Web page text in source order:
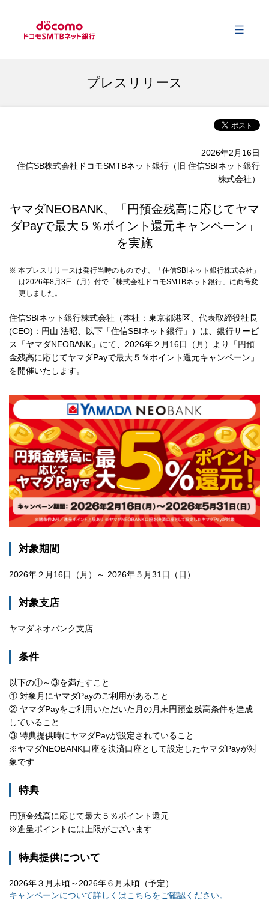
サステナビリティ
財務情報
採用情報
検索
お客さまサイト
プレスリリース
2026年2月16日
住信SB株式会社ドコモSMTBネット銀行（旧 住信SBIネット銀行
株式会社）
ヤマダNEOBANK、「円預金残高に応じてヤマ
ダPayで最大５％ポイント還元キャンペーン」
を実施
※ 本プレスリリースは発行当時のものです。「住信SBIネット銀行株式会社」
は2026年8月3日（月）付で「株式会社ドコモSMTBネット銀行」に商号変
更しました。
住信SBIネット銀行株式会社（本社：東京都港区、代表取締役社長
(CEO)：円山 法昭、以下「住信SBIネット銀行」）は、銀行サービ
ス「ヤマダNEOBANK」にて、2026年２月16日（月）より「円預
金残高に応じてヤマダPayで最大５％ポイント還元キャンペーン」
を開催いたします。
対象期間
2026年２月16日（月）～ 2026年５月31日（日）
対象支店
ヤマダネオバンク支店
条件
以下の①～③を満たすこと
① 対象月にヤマダPayのご利用があること
② ヤマダPayをご利用いただいた月の月末円預金残高条件を達成
していること
③ 特典提供時にヤマダPayが設定されていること
※ヤマダNEOBANK口座を決済口座として設定したヤマダPayが対
象です
特典
円預金残高に応じて最大５％ポイント還元
※進呈ポイントには上限がございます
特典提供について
2026年３月末頃～2026年６月末頃（予定）
キャンペーンについて詳しくはこちらをご確認ください。